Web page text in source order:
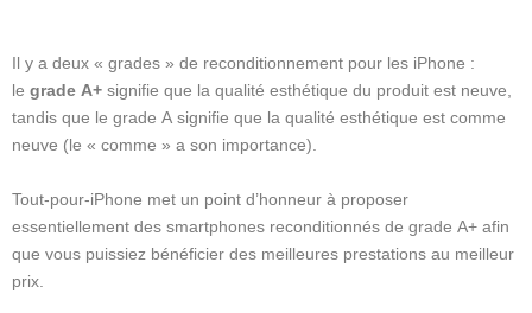
Il y a deux « grades » de reconditionnement pour les iPhone :
le grade A+ signifie que la qualité esthétique du produit est neuve,
tandis que le grade A signifie que la qualité esthétique est comme
neuve (le « comme » a son importance).
Tout-pour-iPhone met un point d’honneur à proposer
essentiellement des smartphones reconditionnés de grade A+ afin
que vous puissiez bénéficier des meilleures prestations au meilleur
prix.